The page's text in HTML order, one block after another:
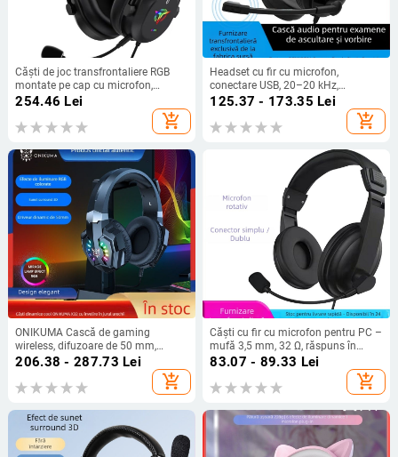
Căști de joc transfrontaliere RGB
montate pe cap cu microfon,
computer cu fir, cu uzură pe termen
lung, nu afectează vânzările directe
din fabrică
254.46 Lei
add_shopping_cart
Headset cu fir cu microfon,
conectare USB, 20–20 kHz,
impedanță 32 Ω, sensibilitate 98 dB
125.37 - 173.35 Lei
add_shopping_cart
ONIKUMA Cască de gaming
wireless, difuzoare de 50 mm,
dongle USB, iluminare RGB, reducere
206.38 - 287.73 Lei
add_shopping_cart
Căști cu fir cu microfon pentru PC –
mufă 3,5 mm, 32 Ω, răspuns în
frecvență 38–40 Hz, cablu 1,5 m
83.07 - 89.33 Lei
add_shopping_cart